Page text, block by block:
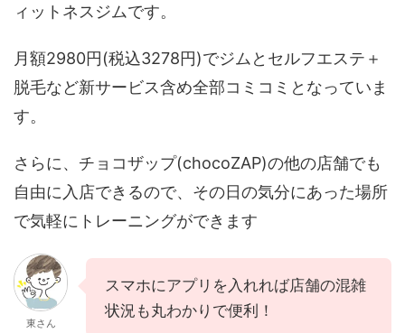
ィットネスジムです。
月額2980円(税込3278円)でジムとセルフエステ＋
脱毛など新サービス含め全部コミコミとなっていま
す。
さらに、チョコザップ(chocoZAP)の他の店舗でも
自由に入店できるので、その日の気分にあった場所
で気軽にトレーニングができます
東さん
スマホにアプリを入れれば店舗の混雑
状況も丸わかりで便利！